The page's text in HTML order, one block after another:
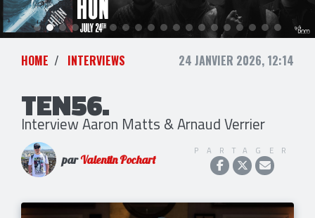
HOME INTERVIEWS 24 JANVIER 2026, 12:14
TEN56.
Interview Aaron Matts & Arnaud Verrier
parValentin Pochart
PARTAGER